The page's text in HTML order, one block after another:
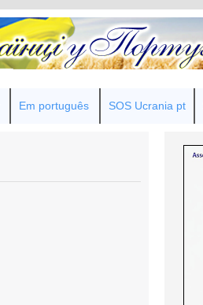
Em português SOS Ucrania pt